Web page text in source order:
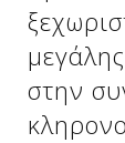
στην